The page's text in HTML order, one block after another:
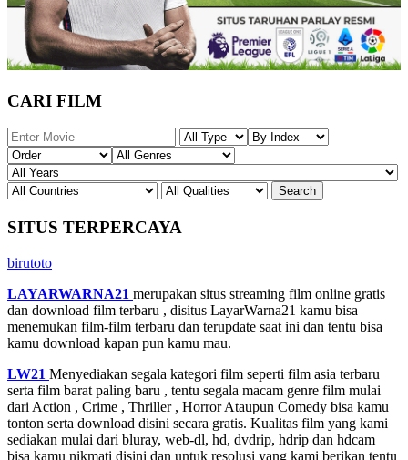
CARI FILM
SITUS TERPERCAYA
birutoto
LAYARWARNA21 merupakan situs streaming film online gratis
dan download film terbaru , disitus LayarWarna21 kamu bisa
menemukan film-film terbaru dan terupdate saat ini dan tentu bisa
kamu download kapan pun kamu mau.
LW21 Menyediakan segala kategori film seperti film asia terbaru
serta film barat paling baru , tentu segala macam genre film mulai
dari Action , Crime , Thriller , Horror Ataupun Comedy bisa kamu
tonton serta download disini secara gratis. Kualitas film yang kami
sediakan mulai dari bluray, web-dl, hd, dvdrip, hdrip dan hdcam
bisa kamu nikmati disini dan untuk resolusi yang kami berikan tentu